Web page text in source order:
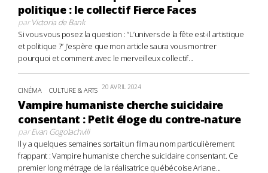
politique : le collectif Fierce Faces
parVictoria de Bank
Si vous vous posez la question : “L’univers de la fête est-il artistique
et politique ?” J’espère que mon article saura vous montrer
pourquoi et comment avec le merveilleux collectif...
CINÉMA CULTURE & ARTS 20 AVRIL 2024
Vampire humaniste cherche suicidaire
consentant : Petit éloge du contre-nature
parEvan Gogolachvili
Il y a quelques semaines sortait un film au nom particulièrement
frappant : Vampire humaniste cherche suicidaire consentant. Ce
premier long métrage de la réalisatrice québécoise Ariane...